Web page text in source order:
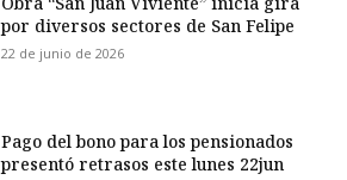
por diversos sectores de San Felipe
22 de junio de 2026
Pago del bono para los pensionados
presentó retrasos este lunes 22jun